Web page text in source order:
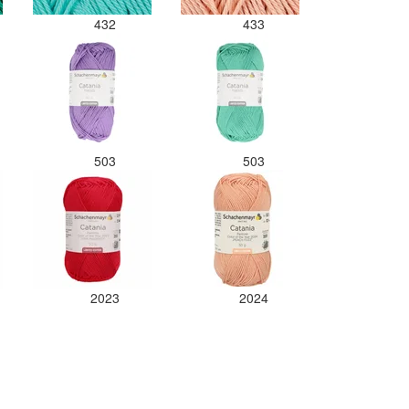
432 433
503 503
2023 2024